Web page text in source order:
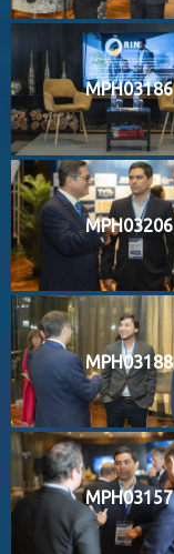
MPH03186
MPH03206
MPH03188
MPH03157